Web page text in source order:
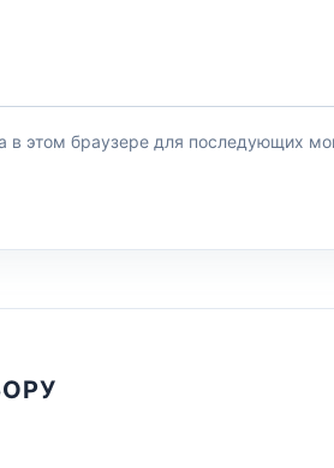
в этом браузере для последующих